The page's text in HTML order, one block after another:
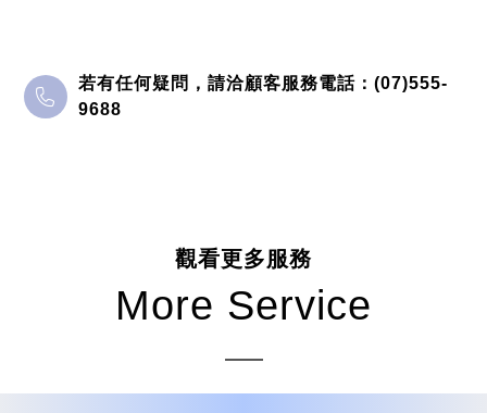
若有任何疑問，請洽顧客服務電話：(07)555-
9688
觀看更多服務
More Service